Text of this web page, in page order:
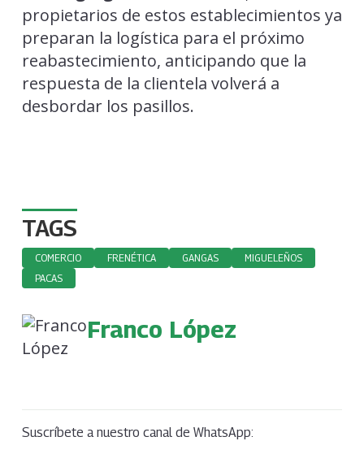
propietarios de estos establecimientos ya
preparan la logística para el próximo
reabastecimiento, anticipando que la
respuesta de la clientela volverá a
desbordar los pasillos.
TAGS
COMERCIO FRENÉTICA GANGAS
MIGUELEÑOS
PACAS
Franco López
Suscríbete a nuestro canal de WhatsApp: